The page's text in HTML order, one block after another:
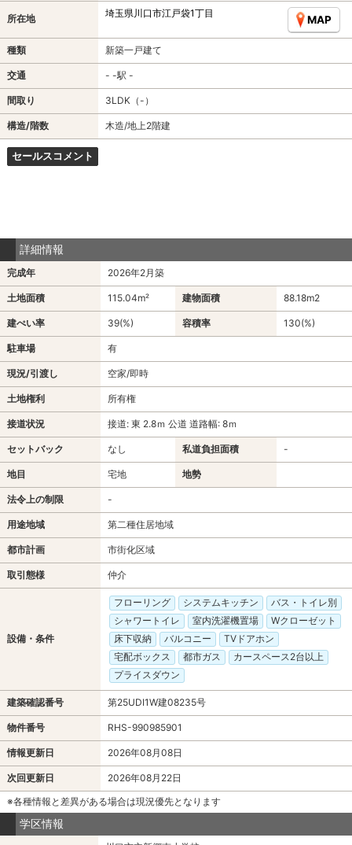
所在地 埼玉県川口市江戸袋1丁目
MAP
種類 新築一戸建て
交通 - -駅 -
間取り 3LDK（-）
構造/階数 木造/地上2階建
セールスコメント
詳細情報
完成年 2026年2月築
土地面積 115.04m² 建物面積 88.18m2
建ぺい率 39(%) 容積率 130(%)
駐車場 有
現況/引渡し 空家/即時
土地権利 所有権
接道状況 接道: 東 2.8ｍ 公道 道路幅: 8ｍ
セットバック なし 私道負担面積 -
地目 宅地 地勢
法令上の制限 -
用途地域 第二種住居地域
都市計画 市街化区域
取引態様 仲介
設備・条件
フローリング システムキッチン
バス・トイレ別
シャワートイレ
室内洗濯機置場
Wクローゼット
床下収納
バルコニー
TVドアホン
宅配ボックス
都市ガス
カースペース2台以上
プライスダウン
建築確認番号 第25UDI1W建08235号
物件番号 RHS-990985901
情報更新日 2026年08月08日
次回更新日
2026年08月22日
※各種情報と差異がある場合は現況優先となります
学区情報